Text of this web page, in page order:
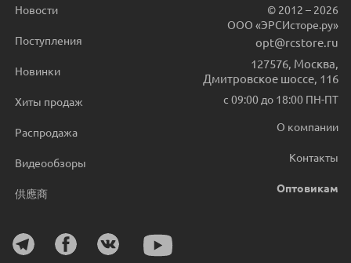
Новости
Поступления
Новинки
Хиты продаж
Распродажа
Видеообзоры
供應商
© 2012 – 2026
ООО «ЭРСИсторе.ру»
opt@rcstore.ru
127576 Москва
Дмитровское шоссе, 116
с 09:00 до 18:00 ПН-ПТ
О компании
Контакты
Оптовикам